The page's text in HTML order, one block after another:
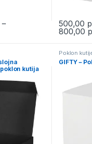
–
range: 500,00
multiple variants. The
500,00
800,00
This
kutija
Poklon
GIFTY –